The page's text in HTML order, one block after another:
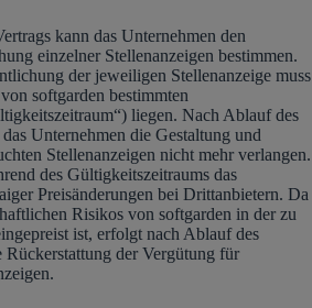
kann das Unternehmen den
einzelner Stellenanzeigen bestimmen.
der jeweiligen Stellenanzeige muss
softgarden bestimmten
liegen. Nach Ablauf des
Unternehmen die Gestaltung und
Stellenanzeigen nicht mehr verlangen.
des Gültigkeitszeitraums das
Preisänderungen bei Drittanbietern. Da
Risikos von softgarden in der zu
ist, erfolgt nach Ablauf des
der Vergütung für